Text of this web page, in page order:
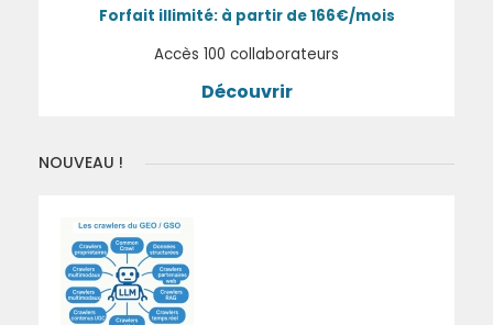
Forfait illimité: à partir de 166€/mois
Accès 100 collaborateurs
Découvrir
NOUVEAU !